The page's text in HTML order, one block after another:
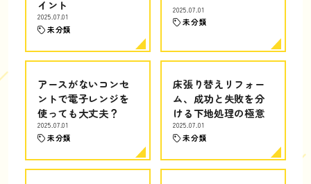
イント
2025.07.01
未分類
2025.07.01
未分類
アースがないコンセ
ントで電子レンジを
使っても大丈夫？
2025.07.01
未分類
床張り替えリフォー
ム、成功と失敗を分
ける下地処理の極意
2025.07.01
未分類